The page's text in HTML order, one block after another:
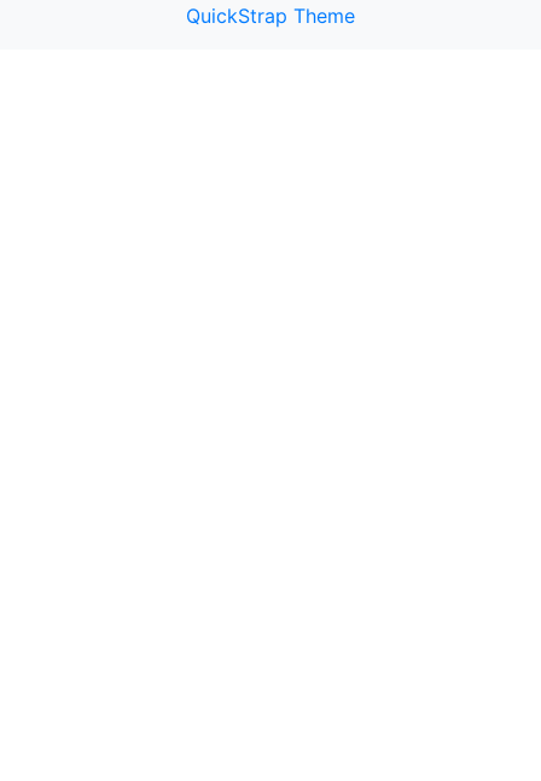
QuickStrap Theme